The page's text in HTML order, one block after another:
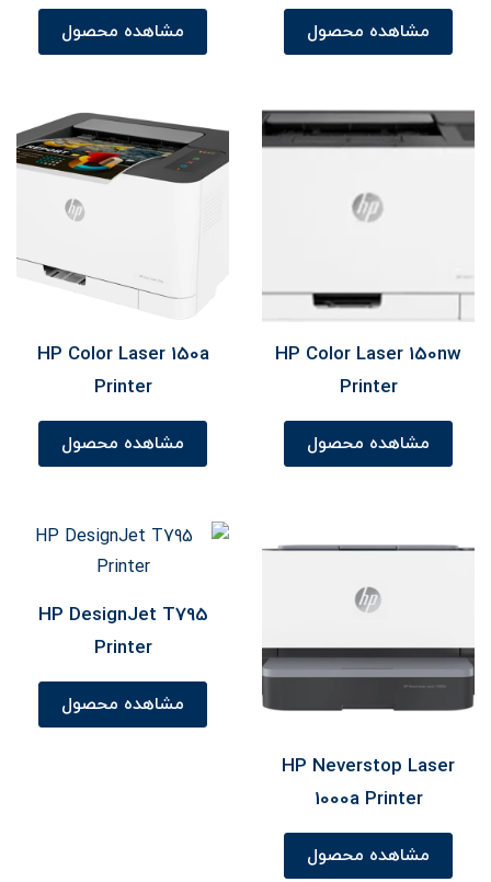
مشاهده محصول مشاهده محصول
HP Color Laser 150nw
Printer
مشاهده محصول
HP Color Laser 150a
Printer
مشاهده محصول
HP Neverstop Laser
1000a Printer
مشاهده محصول
HP DesignJet T795
Printer
مشاهده محصول